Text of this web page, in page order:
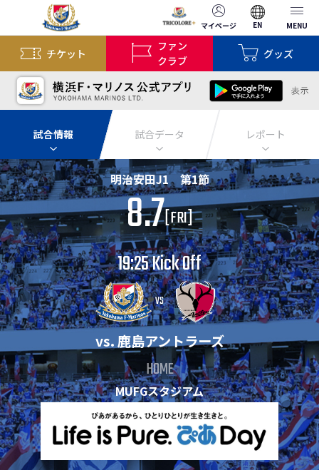
マイページ EN MENU
チケット
ファン
クラブ
グッズ
試合情報 試合データ レポート
明治安田J1 第1節
8.7[FRI]
19:25 Kick Off
VS
vs. 鹿島アントラーズ
HOME
MUFGスタジアム